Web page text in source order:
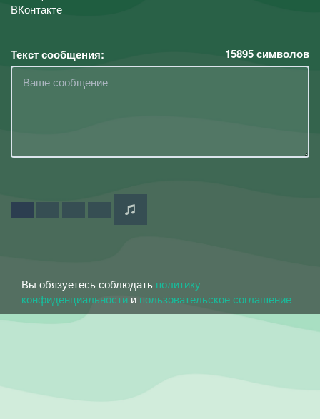
Текст сообщения: 15895символов
Вы обязуетесь соблюдать политику
конфиденциальности и пользовательское соглашение